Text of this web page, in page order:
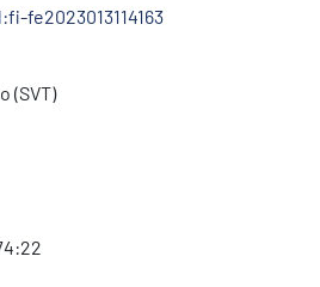
fe2023013114163
(SVT)